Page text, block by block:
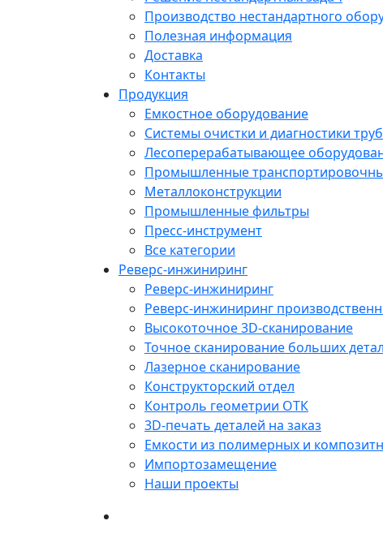
Производство нестандартного
Полезная информация
Доставка
Контакты
Продукция
Емкостное оборудование
Системы очистки и диагностики
Лесоперерабатывающее
Промышленные
Металлоконструкции
Промышленные фильтры
Пресс-инструмент
Все категории
Реверс-инжиниринг
Реверс-инжиниринг
Реверс-инжиниринг
Высокоточное 3D-сканирование
Точное сканирование больших
Лазерное сканирование
Конструкторский отдел
Контроль геометрии ОТК
3D-печать деталей на заказ
Емкости из полимерных и
Импортозамещение
Наши проекты